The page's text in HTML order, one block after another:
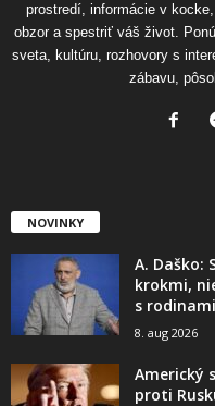
prostredí, informácie v
obzor a spestriť váš život.
sveta, kultúru, rozhovory s
zábavu,
NOVINKY
A. Daško:
krokmi,
s
8. aug 2026
Americký
proti